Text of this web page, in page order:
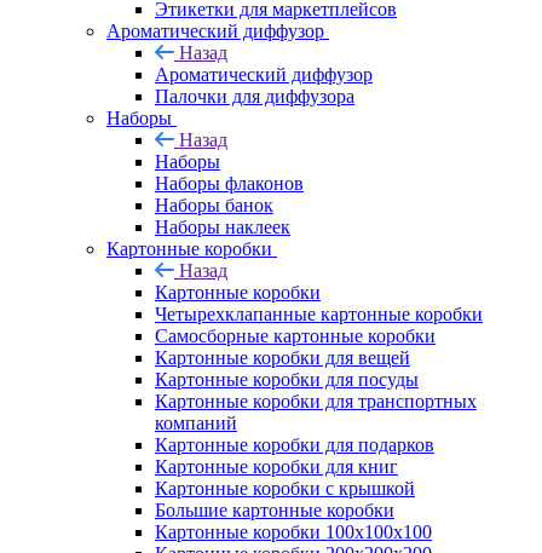
Этикетки для маркетплейсов
Ароматический диффузор
Назад
Ароматический диффузор
Палочки для диффузора
Наборы
Назад
Наборы
Наборы флаконов
Наборы банок
Наборы наклеек
Картонные коробки
Назад
Картонные коробки
Четырехклапанные картонные коробки
Самосборные картонные коробки
Картонные коробки для вещей
Картонные коробки для посуды
Картонные коробки для транспортных
компаний
Картонные коробки для подарков
Картонные коробки для книг
Картонные коробки с крышкой
Большие картонные коробки
Картонные коробки 100x100x100